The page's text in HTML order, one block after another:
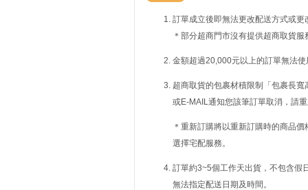
訂單成立後即無法更改配送方式或
＊部分超商門市沒有提供超商取貨
金額超過20,000元以上的訂單無法
超商取貨的包裹材積限制「包裹長
或E-MAIL通知您該筆訂單取消，請
＊重新訂購將以重新訂購時的商品
選擇宅配服務。
訂單約3~5個工作天出貨，不包含假
無法指定配送日期及時間。